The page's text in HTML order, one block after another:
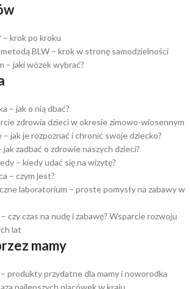
– krok po kroku
BLW – krok w stronę samodzielności
– jaki wózek wybrać?
– jak o nią dbać?
zdrowia dzieci w okresie zimowo-wiosennym
jak je rozpoznać i chronić swoje dziecko?
zadbać o zdrowie naszych dzieci?
– kiedy udać się na wizytę?
– czym jest?
laboratorium – proste pomysły na zabawy w
czy czas na nudę i zabawę? Wsparcie rozwoju
lat
mamy
produkty przydatne dla mamy i noworodka
najlepszych placówek w kraju